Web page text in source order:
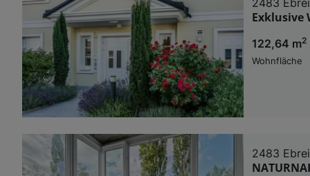
Exklusive
122,64 m2
Wohnfläche
2483